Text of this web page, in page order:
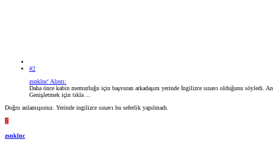
#2
zsnklnc' Alıntı:
Daha önce kabin memurluğu için başvuran arkadaşım yerinde İngilizce sınavı olduğunu söyledi.
Genişletmek için tıkla ...
Doğru anlamışsınız. Yerinde ingilizce sınavı bu seferlik yapılmadı.
Z
zsnklnc